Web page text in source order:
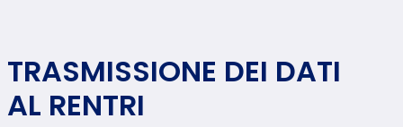
TRASMISSIONE DEI DATI
AL RENTRI